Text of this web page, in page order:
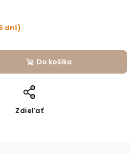
dní)
Do košíka
Zdieľať